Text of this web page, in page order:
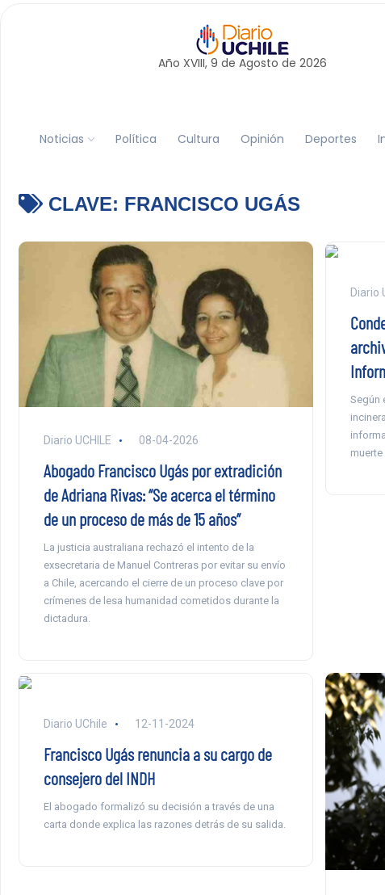
Año XVIII, 9 de Agosto de 2026
Noticias Política Cultura Opinión Deportes
CLAVE: FRANCISCO UGÁS
Diario UCHILE 08-04-2026
Abogado Francisco Ugás por extradición
de Adriana Rivas: “Se acerca el término
de un proceso de más de 15 años”
La justicia australiana rechazó el intento de la
exsecretaria de Manuel Contreras por evitar su envío
a Chile, acercando el cierre de un proceso clave por
crímenes de lesa humanidad cometidos durante la
dictadura.
Diario
Según
Diario UChile 12-11-2024
Francisco Ugás renuncia a su cargo de
consejero del INDH
El abogado formalizó su decisión a través de una
carta donde explica las razones detrás de su salida.